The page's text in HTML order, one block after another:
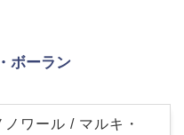
ボーラン
ノワール / マルキ・